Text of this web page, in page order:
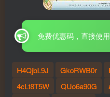
免费优惠码，直接使
H4QjbL9J GkoRWB0r
4cLt8T5W
QUo6a90G